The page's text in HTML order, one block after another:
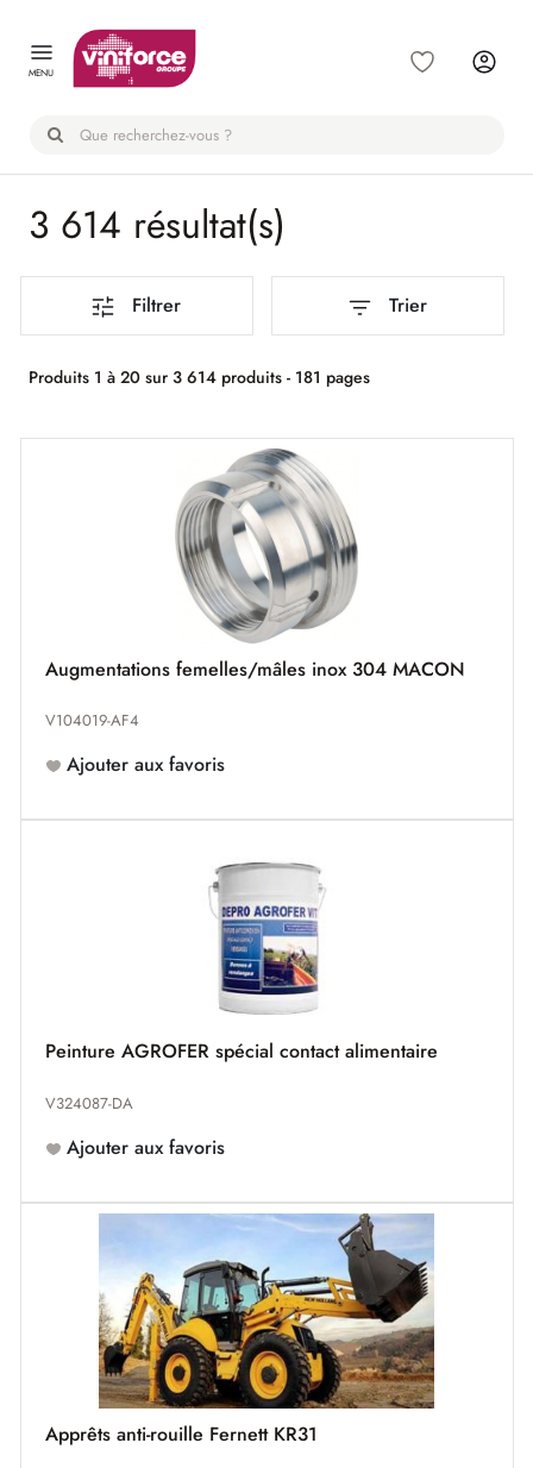
MENU
3 614 résultat(s)
Filtrer Trier
Produits 1 à 20 sur 3 614 produits - 181 pages
Augmentations femelles/mâles inox 304 MACON
V104019-AF4
Ajouter aux favoris
Peinture AGROFER spécial contact alimentaire
V324087-DA
Ajouter aux favoris
Apprêts anti-rouille Fernett KR31